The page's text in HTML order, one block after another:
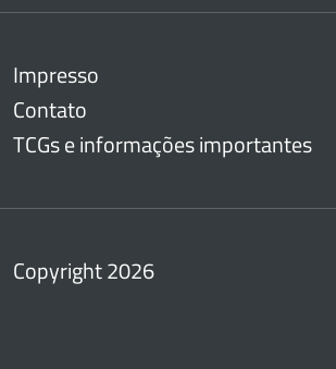
Impresso
Contato
TCGs e informações importantes
Copyright 2026